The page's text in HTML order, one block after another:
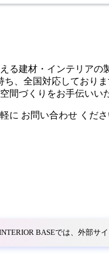
る建材・インテリア
、全国対応しており
間づくりをお手伝い
に お問い合わせ くださ
BASEでは、外部サ